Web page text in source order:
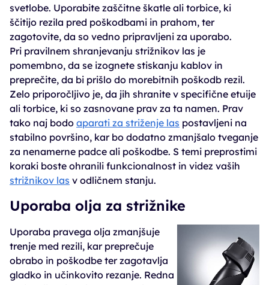
svetlobe. Uporabite zaščitne škatle ali torbice, ki
ščitijo rezila pred poškodbami in prahom, ter
zagotovite, da so vedno pripravljeni za uporabo.
Pri pravilnem shranjevanju strižnikov las je
pomembno, da se izognete stiskanju kablov in
preprečite, da bi prišlo do morebitnih poškodb rezil.
Zelo priporočljivo je, da jih shranite v specifične etuije
ali torbice, ki so zasnovane prav za ta namen. Prav
tako naj bodo aparati za striženje las postavljeni na
stabilno površino, kar bo dodatno zmanjšalo tveganje
za nenamerne padce ali poškodbe. S temi preprostimi
koraki boste ohranili funkcionalnost in videz vaših
strižnikov las v odličnem stanju.
Uporaba olja za strižnike
Uporaba pravega olja zmanjšuje
trenje med rezili, kar preprečuje
obrabo in poškodbe ter zagotavlja
gladko in učinkovito rezanje. Redna